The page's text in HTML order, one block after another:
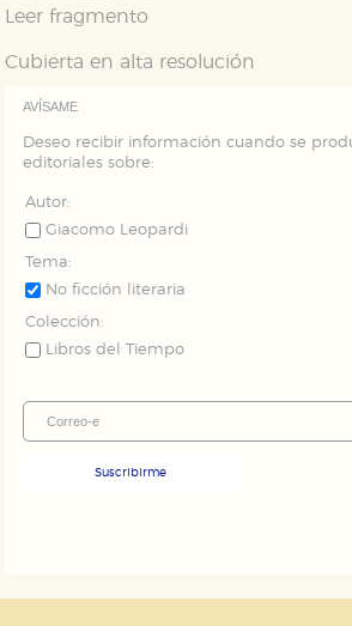
Leer fragmento
Cubierta en alta resolución
AVÍSAME
Deseo recibir información cuando se
editoriales sobre:
Autor:
Giacomo Leopardi
Tema:
No ficción literaria
Colección:
Libros del Tiempo
Suscribirme